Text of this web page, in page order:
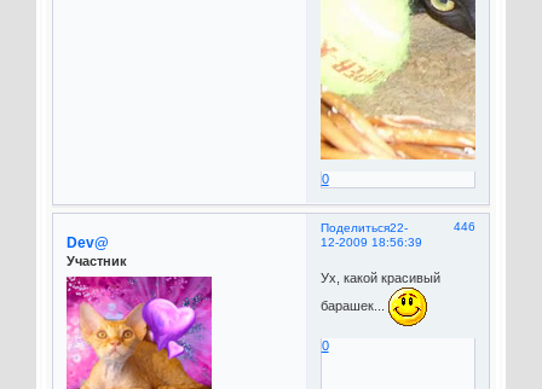
0
Поделиться 446
22-
12-2009 18:56:39
Dev@
Участник
Ух, какой красивый
барашек...
0